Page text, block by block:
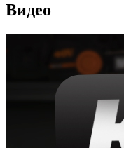
Видео